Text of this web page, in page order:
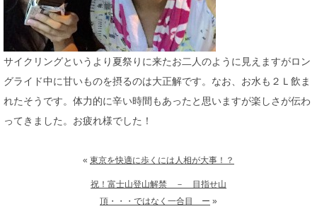
サイクリングというより夏祭りに来たお二人のように見えますがロン
グライド中に甘いものを摂るのは大正解です。なお、お水も２Ｌ飲ま
れたそうです。体力的に辛い時間もあったと思いますが楽しさが伝わ
ってきました。お疲れ様でした！
« 東京を快適に歩くには人相が大事！？
祝！富士山登山解禁 － 目指せ山
頂・・・ではなく一合目 ー »